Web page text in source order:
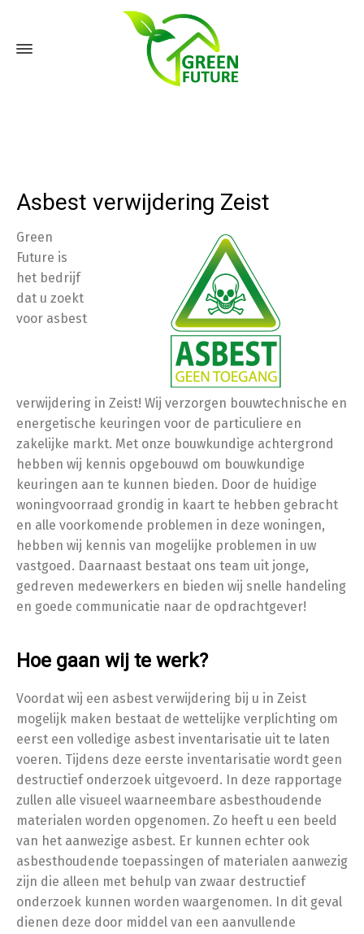
Asbest verwijdering Zeist
Green
Future is
het bedrijf
dat u zoekt
voor asbest
verwijdering in Zeist! Wij verzorgen bouwtechnische en
energetische keuringen voor de particuliere en
zakelijke markt. Met onze bouwkundige achtergrond
hebben wij kennis opgebouwd om bouwkundige
keuringen aan te kunnen bieden. Door de huidige
woningvoorraad grondig in kaart te hebben gebracht
en alle voorkomende problemen in deze woningen,
hebben wij kennis van mogelijke problemen in uw
vastgoed. Daarnaast bestaat ons team uit jonge,
gedreven medewerkers en bieden wij snelle handeling
en goede communicatie naar de opdrachtgever!
Hoe gaan wij te werk?
Voordat wij een asbest verwijdering bij u in Zeist
mogelijk maken bestaat de wettelijke verplichting om
eerst een volledige asbest inventarisatie uit te laten
voeren. Tijdens deze eerste inventarisatie wordt geen
destructief onderzoek uitgevoerd. In deze rapportage
zullen alle visueel waarneembare asbesthoudende
materialen worden opgenomen. Zo heeft u een beeld
van het aanwezige asbest. Er kunnen echter ook
asbesthoudende toepassingen of materialen aanwezig
zijn die alleen met behulp van zwaar destructief
onderzoek kunnen worden waargenomen. In dit geval
dienen deze door middel van een aanvullende